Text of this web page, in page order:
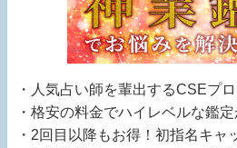
・人気占い師を輩出するCSEプ
・格安の料金でハイレベルな鑑
・2回目以降もお得！初指名キャ